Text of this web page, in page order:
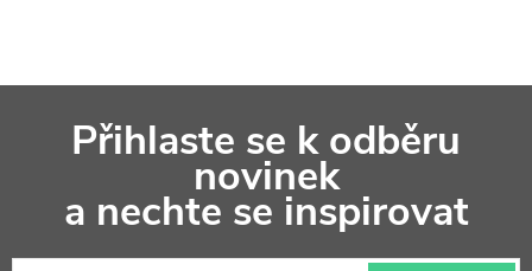
a
Přihlaste se k odběru
novinek
a nechte se inspirovat